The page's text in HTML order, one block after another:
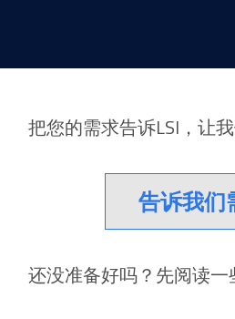
把您的需求告诉LSI，让
告诉我们
还没准备好吗？先阅读一